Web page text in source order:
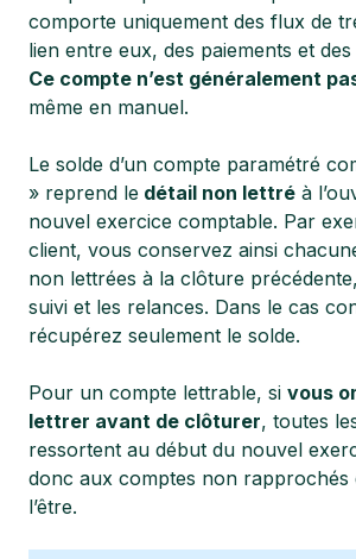
comporte uniquement des flux de
lien entre eux, des paiements et
Ce compte n’est généralement
même en manuel.
Le solde d’un compte paramétré
» reprend le détail non lettré à
nouvel exercice comptable. Par
client, vous conservez ainsi
non lettrées à la clôture
suivi et les relances. Dans le cas
récupérez seulement le solde.
Pour un compte lettrable, si vous
lettrer avant de clôturer, toutes
ressortent au début du nouvel
donc aux comptes non rapprochés
l’être.